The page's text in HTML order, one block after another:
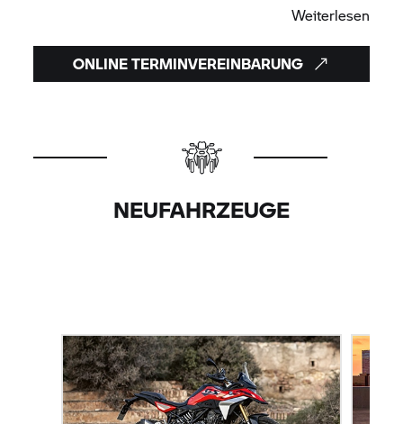
Weiterlesen
ONLINE TERMINVEREINBARUNG
NEUFAHRZEUGE